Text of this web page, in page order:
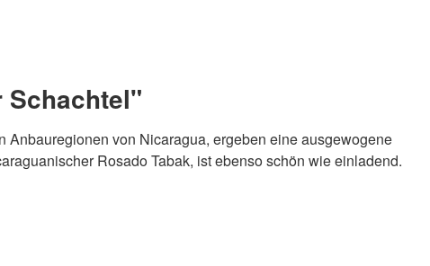
Schachtel"
Anbauregionen von Nicaragua, ergeben eine ausgewogene
Rosado Tabak, ist ebenso schön wie einladend.